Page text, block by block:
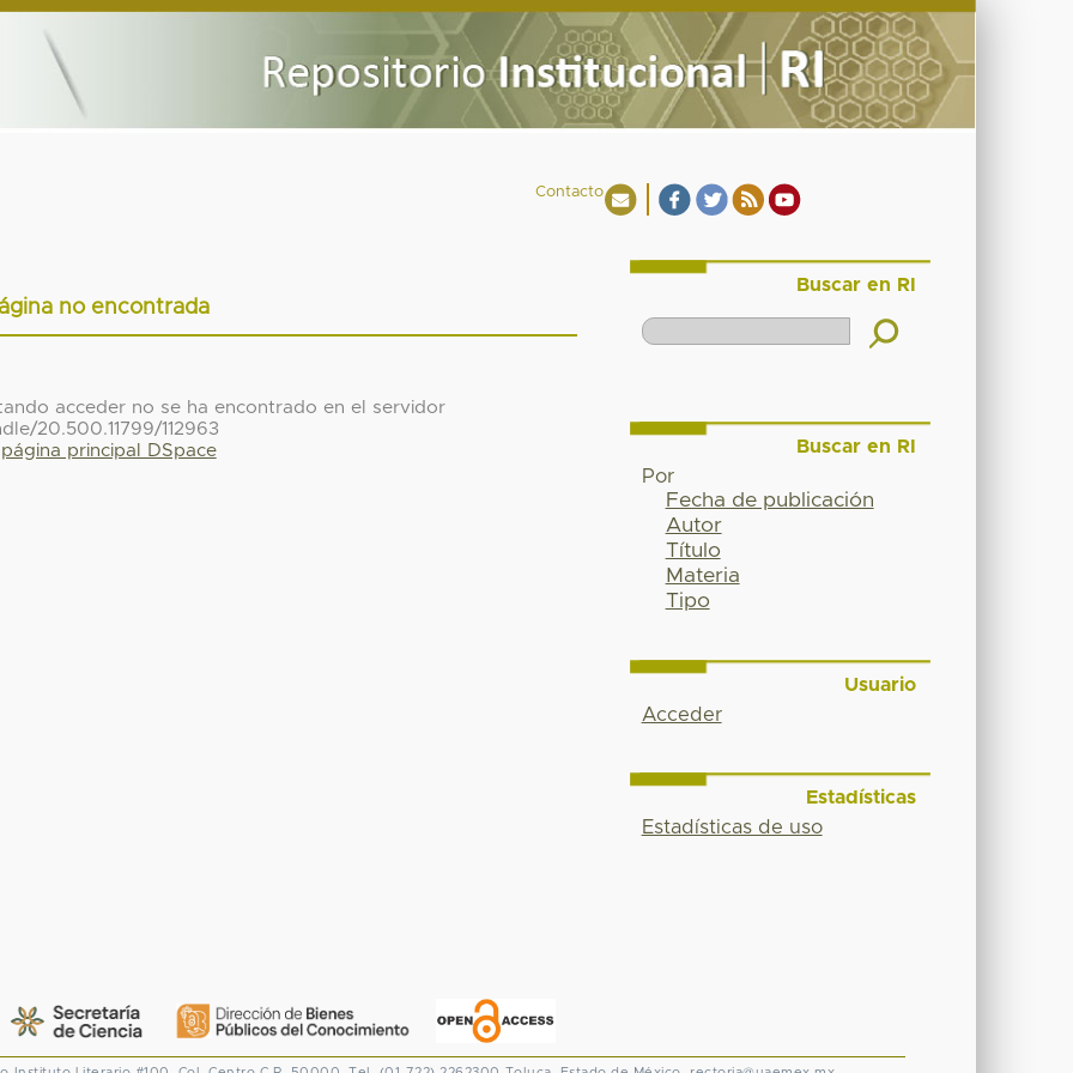
Contacto
no encontrada
acceder no se ha encontrado en el servidor
20.500.11799/112963
principal DSpace
Buscar en RI
Buscar en RI
Por
Fecha de publicación
Autor
Título
Materia
Tipo
Usuario
Acceder
Estadísticas
Estadísticas de uso